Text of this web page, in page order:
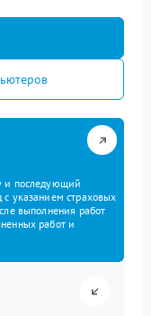
и последующий
с указанием страховых
выполнения работ
работ и